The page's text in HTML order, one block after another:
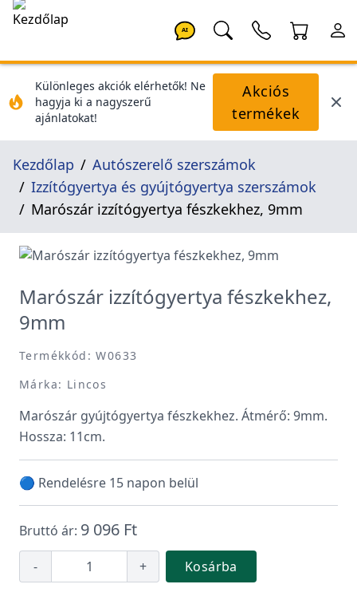
AI
Különleges akciók elérhetők! Ne
hagyja ki a nagyszerű
ajánlatokat!
Akciós
termékek
Kezdőlap
Autószerelő szerszámok
Izzítógyertya és gyújtógyertya szerszámok
Marószár izzítógyertya fészkekhez, 9mm
Marószár izzítógyertya fészkekhez,
9mm
Termékkód: W0633
Márka: Lincos
Marószár gyújtógyertya fészkekhez. Átmérő: 9mm.
Hossza: 11cm.
🔵 Rendelésre 15 napon belül
Bruttó ár: 9 096 Ft
- + Kosárba